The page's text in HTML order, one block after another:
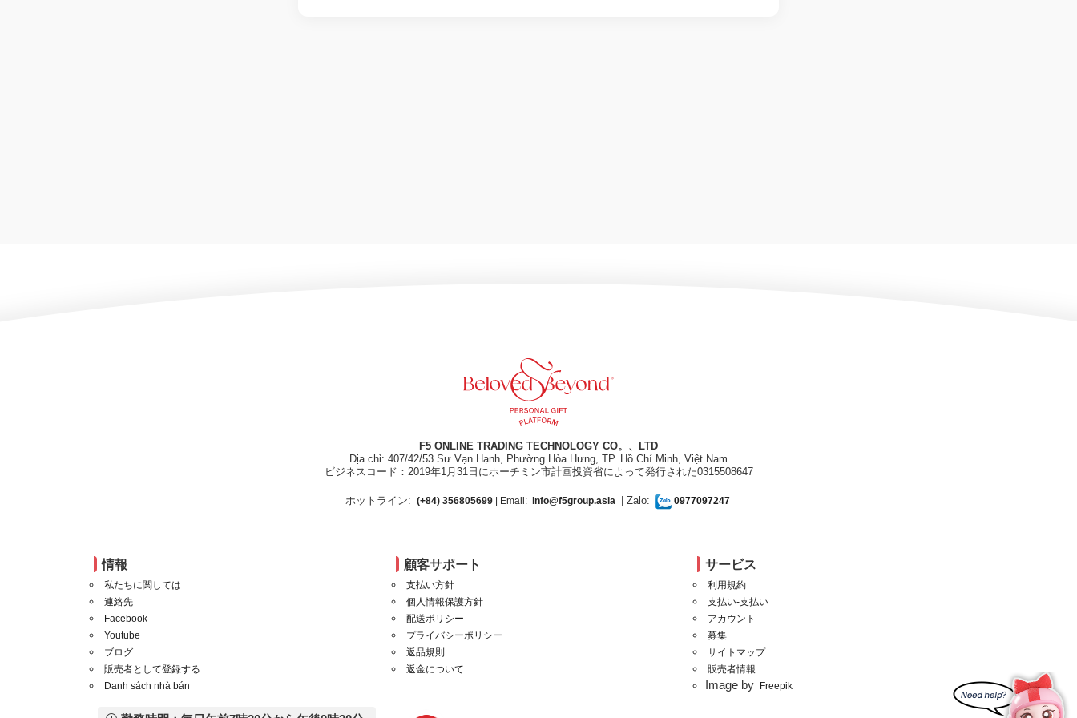
F5 ONLINE TRADING TECHNOLOGY CO。、LTD
Địa chỉ: 407/42/53 Sư Vạn Hạnh, Phường Hòa Hưng, TP. Hồ Chí Minh, Việt Nam
ビジネスコード：2019年1月31日にホーチミン市計画投資省によって発行された0315508647
ホットライン: (+84) 356805699| Email: info@f5group.asia | Zalo: 0977097247
情報
私たちに関しては
連絡先
Facebook
Youtube
ブログ
販売者として登録する
Danh sách nhà bán
顧客サポート
支払い方針
個人情報保護方針
配送ポリシー
プライバシーポリシー
返品規則
返金について
サービス
利用規約
支払い-支払い
アカウント
募集
サイトマップ
販売者情報
Image by Freepik